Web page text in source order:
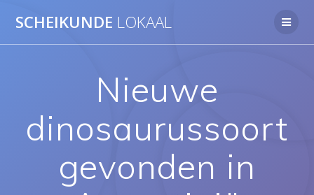
naar
SCHEIKUNDE LOKAAL
Nieuwe
dinosaurussoort
gevonden in